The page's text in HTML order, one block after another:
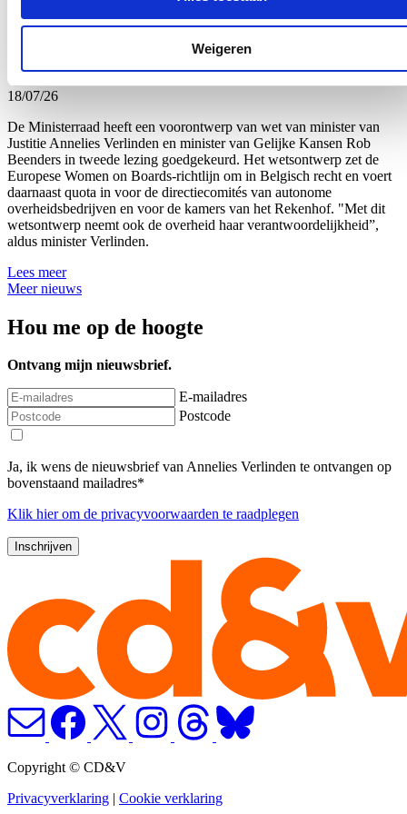
Weigeren
Uitbreiding van genderquota goed voor
beursgenoteerde ondernemingen en
18/07/26
De Ministerraad heeft een voorontwerp van wet van minister van
Justitie Annelies Verlinden en minister van Gelijke Kansen Rob
Beenders in tweede lezing goedgekeurd. Het wetsontwerp zet de
Europese Women on Boards-richtlijn om in Belgisch recht en voert
daarnaast quota in voor de directiecomités van autonome
overheidsbedrijven en voor de kamers van het Rekenhof. "Met dit
wetsontwerp neemt ook de overheid haar verantwoordelijkheid”,
aldus minister Verlinden.
Lees meer
Meer nieuws
Hou me op de hoogte
Ontvang mijn nieuwsbrief.
E-mailadres
Postcode
Ja, ik wens de nieuwsbrief van Annelies Verlinden te ontvangen op
bovenstaand mailadres*
Klik hierom de privacyvoorwaarden te raadplegen
Copyright © CD&V
Privacyverklaring | Cookie verklaring